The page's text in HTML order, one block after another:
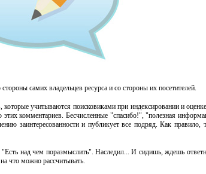
самих владельцев ресурса и со стороны их посетителей.
учитываются поисковиками при индексировании и
этих комментариев. Бесчисленные "спасибо!", "полезная
заинтересованности и публикует все подряд. Как
над чем поразмыслить". Наследил... И сидишь, ждешь
что можно рассчитывать.